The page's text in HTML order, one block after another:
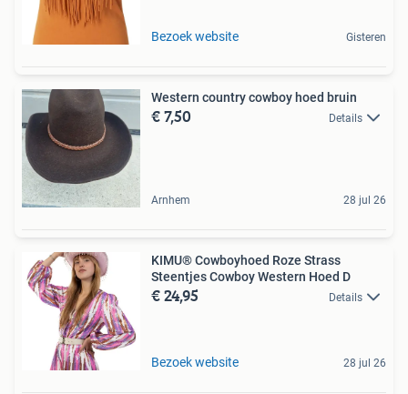
Bezoek website Gisteren
Western country cowboy hoed bruin
€ 7,50 Details
Arnhem 28 jul 26
KIMU® Cowboyhoed Roze Strass
Steentjes Cowboy Western Hoed D
€ 24,95 Details
Bezoek website 28 jul 26